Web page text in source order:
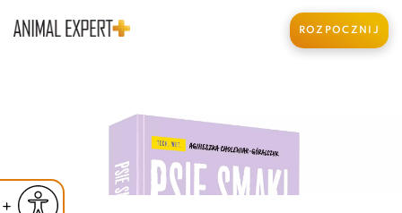
czcionkę
Powiększ czcionkę
ROZPOCZNIJ